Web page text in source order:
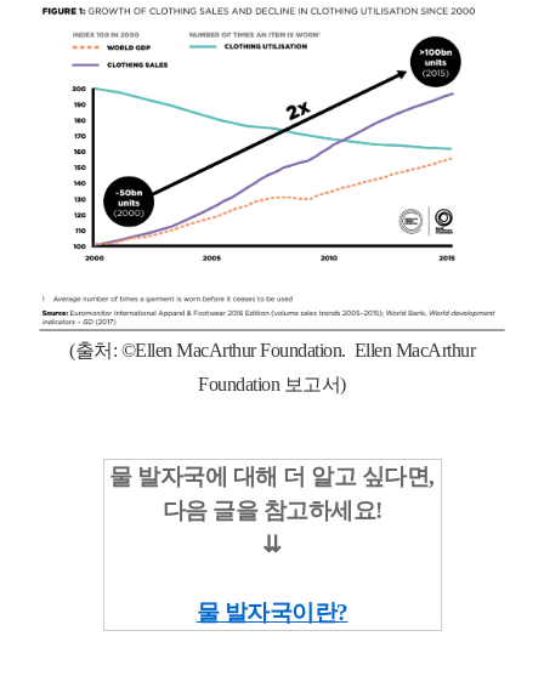
(출처: ©Ellen MacArthur Foundation. Ellen MacArthur
Foundation 보고서)
물 발자국에 대해 더 알고 싶다면,
다음 글을 참고하세요!
⇊
물 발자국이란?